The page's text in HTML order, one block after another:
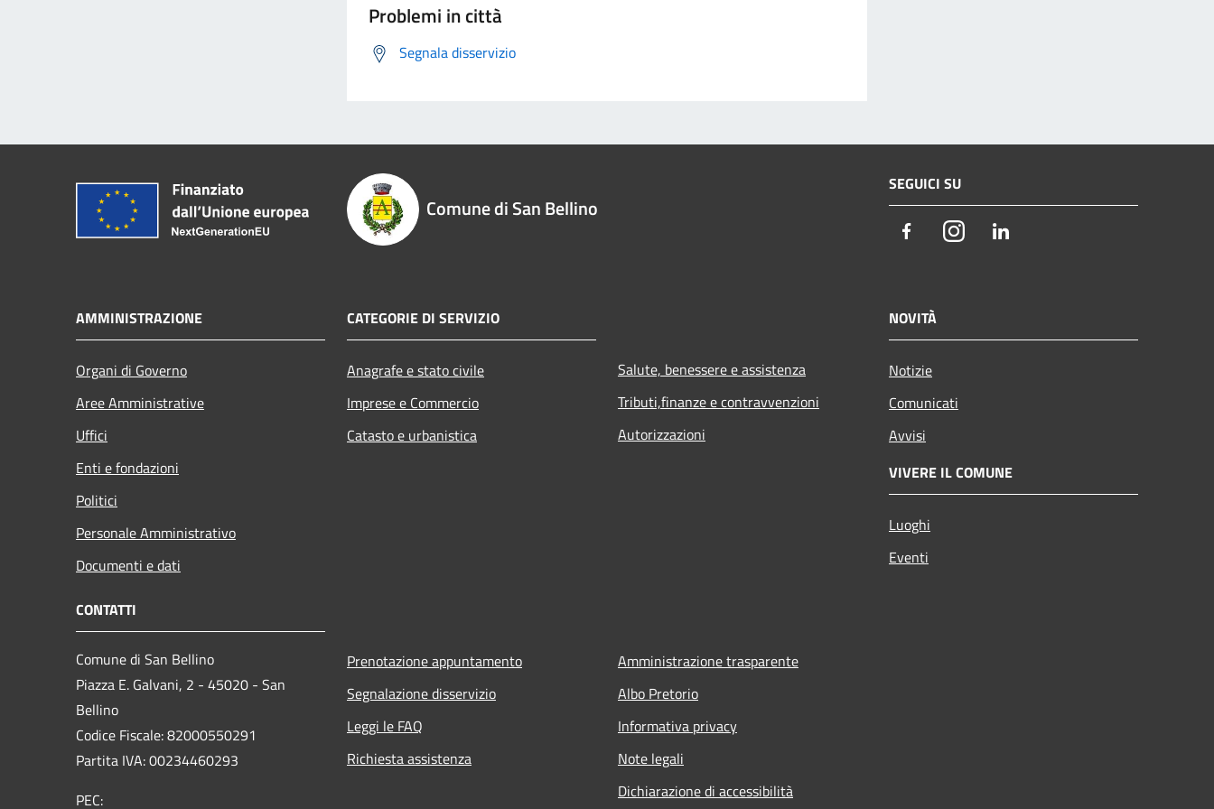
Problemi in città
Segnala disservizio
Comune di San Bellino
SEGUICI SU
FacebookInstagram
AMMINISTRAZIONE
Organi di Governo
Aree Amministrative
Uffici
Enti e fondazioni
Politici
Personale Amministrativo
Documenti e dati
CATEGORIE DI SERVIZIO
Anagrafe e stato civile
Imprese e Commercio
Catasto e urbanistica
Salute, benessere e assistenza
Tributi,finanze e contravvenzioni
Autorizzazioni
NOVITÀ
Notizie
Comunicati
Avvisi
VIVERE IL COMUNE
Luoghi
Eventi
CONTATTI
Comune di San Bellino
Piazza E. Galvani, 2 - 45020 - San
Bellino
Codice Fiscale: 82000550291
Partita IVA: 00234460293
PEC:
Prenotazione appuntamento
Segnalazione disservizio
Leggi le FAQ
Richiesta assistenza
Amministrazione trasparente
Albo Pretorio
Informativa privacy
Note legali
Dichiarazione di accessibilità